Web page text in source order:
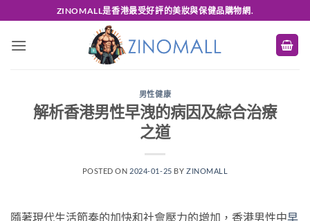
to
content
ZINOMALL是香港最受好評的美妝與保健品購物網.
男性健康
解析香港男性早洩的病因及綜合治療
之道
POSTED ON 2024-01-25 BY ZINOMALL
隨著現代生活節奏的加快和社會壓力的增加，香港男性中早